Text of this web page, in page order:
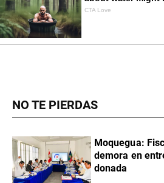
NO TE PIERDAS
Moquegua:
demora en
donada